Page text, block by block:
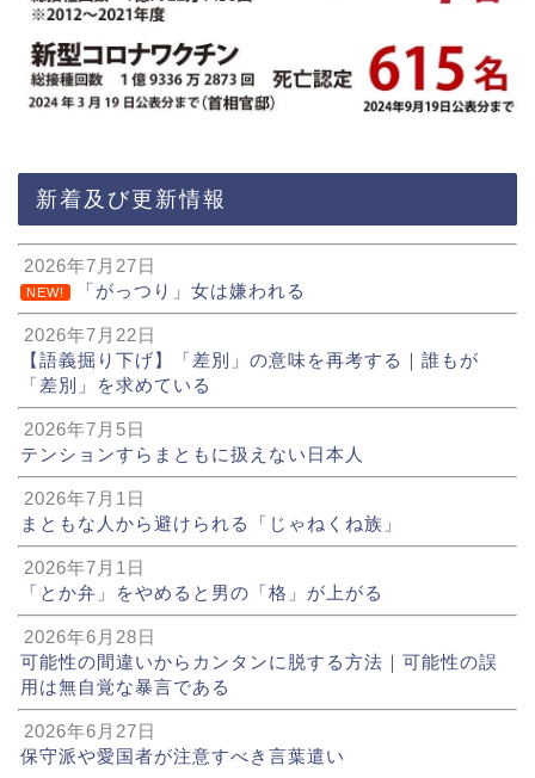
新着及び更新情報
2026年7月27日
NEW! 「がっつり」女は嫌われる
2026年7月22日
【語義掘り下げ】「差別」の意味を再考する｜誰もが
「差別」を求めている
2026年7月5日
テンションすらまともに扱えない日本人
2026年7月1日
まともな人から避けられる「じゃねくね族」
2026年7月1日
「とか弁」をやめると男の「格」が上がる
2026年6月28日
可能性の間違いからカンタンに脱する方法｜可能性の誤
用は無自覚な暴言である
2026年6月27日
保守派や愛国者が注意すべき言葉遣い